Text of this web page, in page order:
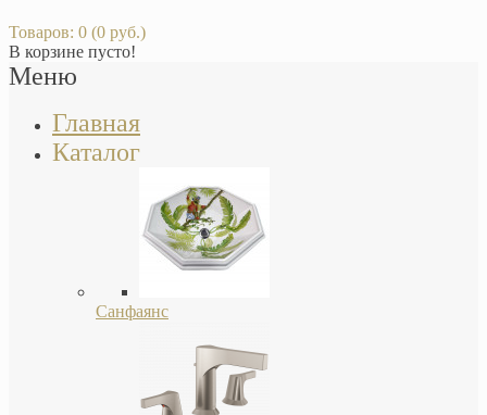
Товаров: 0 (0 руб.)
В корзине пусто!
Меню
Главная
Каталог
Санфаянс